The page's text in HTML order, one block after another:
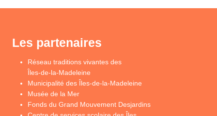
Les partenaires
Réseau traditions vivantes des
Îles-de-la-Madeleine
Municipalité des Îles-de-la-Madeleine
Musée de la Mer
Fonds du Grand Mouvement Desjardins